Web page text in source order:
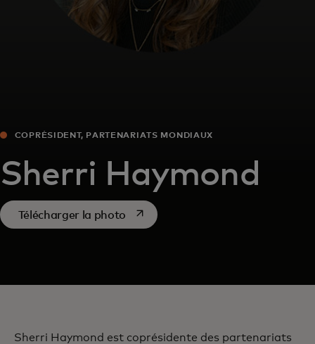
COPRÉSIDENT, PARTENARIATS MONDIAUX
Sherri Haymond
Télécharger la photo s’ouvre dans un nouvel onglet
Sherri Haymond est coprésidente des partenariats